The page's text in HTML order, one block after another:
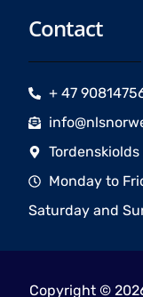
Contact
+ 47
Tordenskiolds
Monday to
Saturday and
Copyright ©